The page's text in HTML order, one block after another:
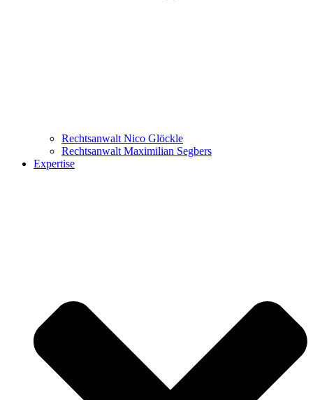
Rechtsanwalt Nico Glöckle
Rechtsanwalt Maximilian Segbers
Expertise